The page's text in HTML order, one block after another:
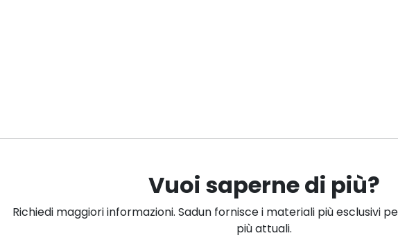
Vuoi saperne di più?
Richiedi maggiori informazioni. Sadun fornisce i materiali più esclusivi
più attuali.